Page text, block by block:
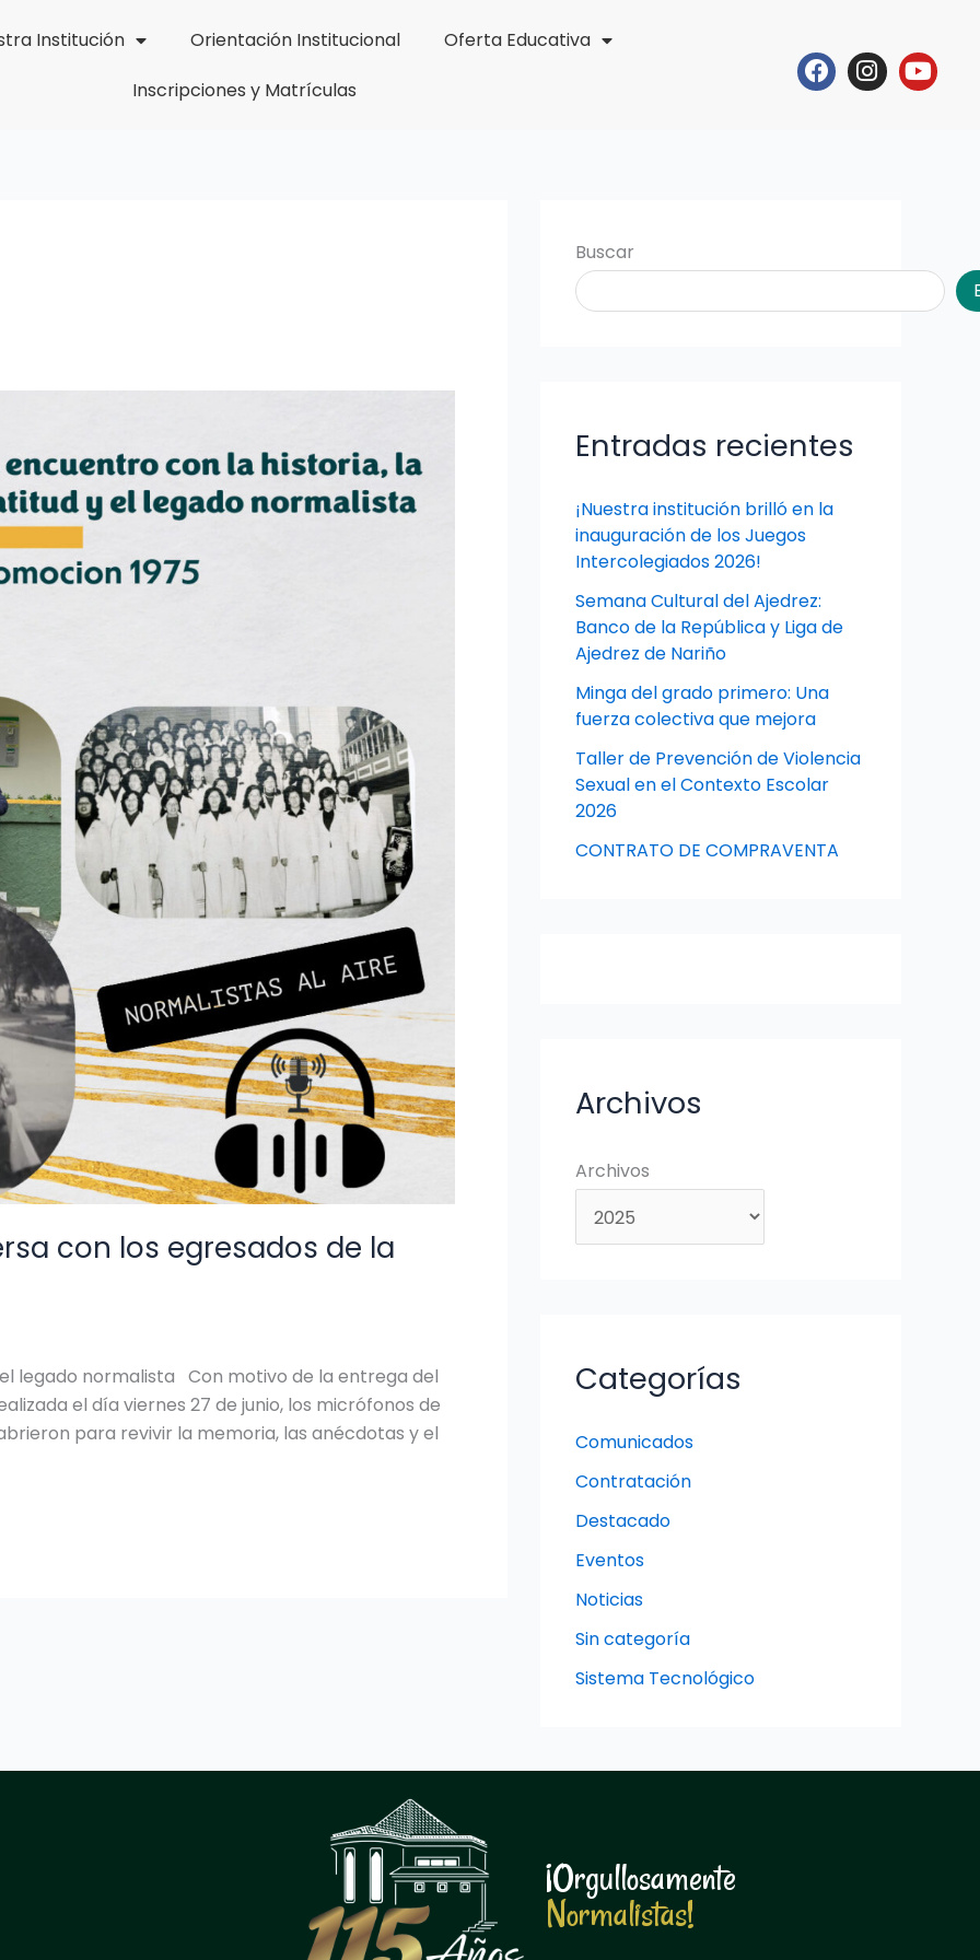
Institución Orientación Institucional
Oferta Educativa
Inscripciones y Matrículas
Facebook
con los egresados de la
legado normalista Con motivo de la entrega del
el día viernes 27 de junio, los micrófonos de
para revivir la memoria, las anécdotas y el
Buscar
Entradas recientes
¡Nuestra institución brilló en la
inauguración de los Juegos
Intercolegiados 2026!
Semana Cultural del Ajedrez:
Banco de la República y Liga de
Ajedrez de Nariño
Minga del grado primero: Una
fuerza colectiva que mejora
Taller de Prevención de Violencia
Sexual en el Contexto Escolar
2026
CONTRATO DE COMPRAVENTA
Archivos
Archivos
Categorías
Comunicados
Contratación
Destacado
Eventos
Noticias
Sin categoría
Sistema Tecnológico
¡Orgullosamente
Normalistas!